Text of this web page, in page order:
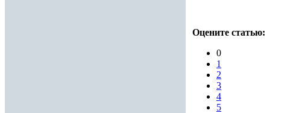
Оцените статью:
0
1
2
3
4
5